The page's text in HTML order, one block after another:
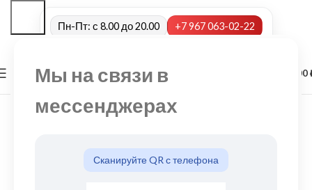
Мы на связи в
мессенджерах
Сканируйте QR с телефона
Пн-Пт: с 8.00 до 20.00 +7 967 063-02-22
МЕНЮ 0,00